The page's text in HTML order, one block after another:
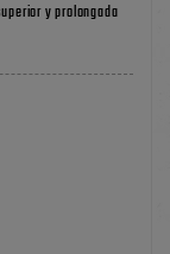
y prolongada